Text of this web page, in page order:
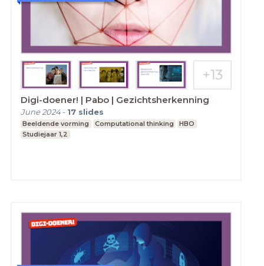
Digi-doener! | Pabo | Gezichtsherkenning
June 2024- 17 slides
Beeldende vorming Computational thinking
HBO
Studiejaar 1,2